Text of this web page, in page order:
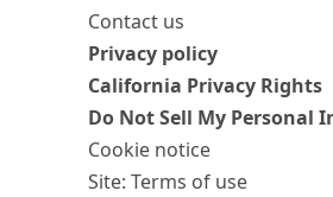
Contact us
Privacy policy
California Privacy Rights
Do Not Sell My Personal
Cookie notice
Site: Terms of use